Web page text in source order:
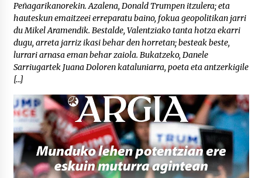
Peñagarikanorekin. Azalena, Donald Trumpen itzulera; eta
hauteskun emaitzeei erreparatu baino, fokua geopolitikan jarri
du Mikel Aramendik. Bestalde, Valentziako tanta hotza ekarri
dugu, arreta jarriz ikasi behar den horretan; besteak beste,
lurrari arnasa eman behar zaiola. Bukatzeko, Danele
Sarriugartek Juana Doloren kataluniarra, poeta eta antzerkigile
[…]